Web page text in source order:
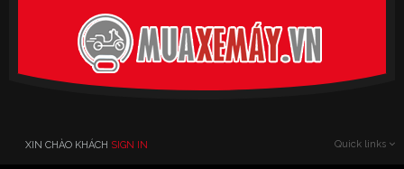
XIN CHÀO KHÁCH SIGN IN Quick links